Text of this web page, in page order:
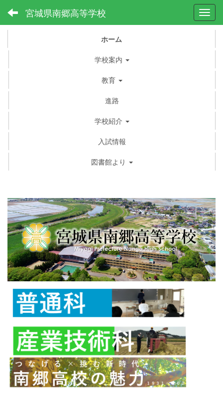
宮城県南郷高等学校
ホーム
学校案内
教育
進路
学校紹介
入試情報
図書館より